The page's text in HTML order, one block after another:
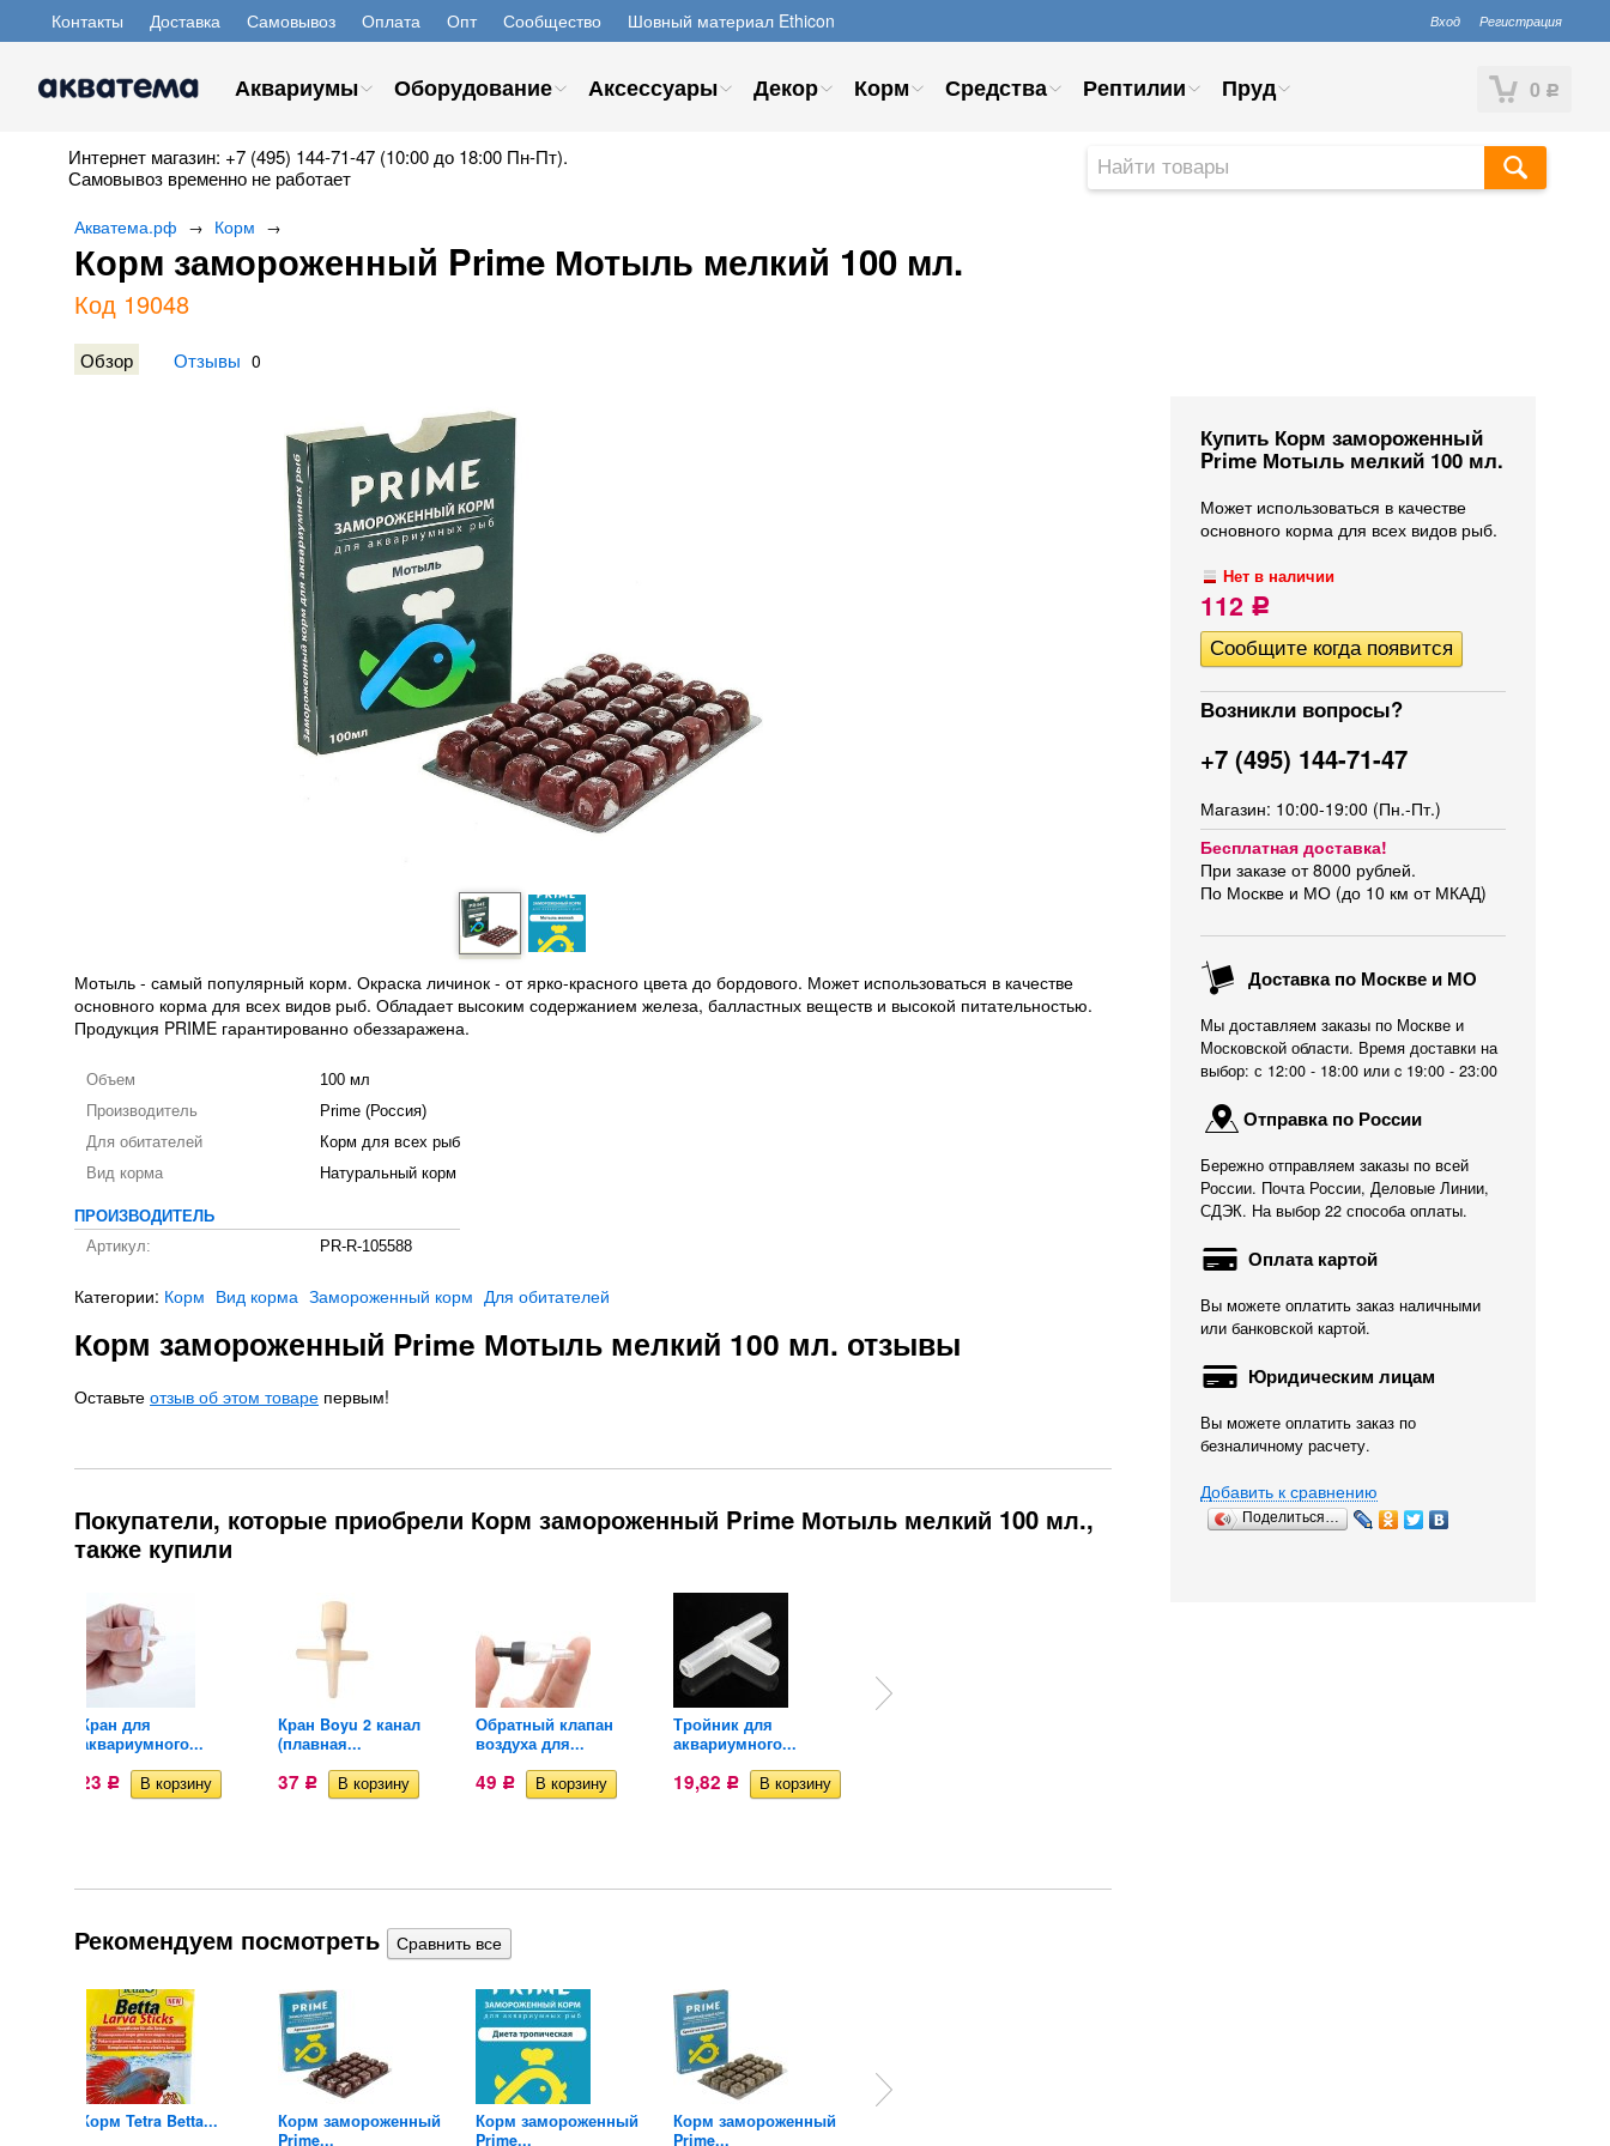
Контакты Доставка Самовывоз Оплата Опт Сообщество Шовный материал Ethicon Вход Регистрация
0 Р
Аквариумы Оборудование Аксессуары Декор Корм Средства Рептилии Пруд
Интернет магазин: +7 (495) 144-71-47 (10:00 до 18:00 Пн-Пт).
Самовывоз временно не работает
Акватема.рф → Корм →
Корм замороженный Prime Мотыль мелкий 100 мл.
Код 19048
Обзор Отзывы 0
Купить Корм замороженный
Prime Мотыль мелкий 100 мл.
Может использоваться в качестве
основного корма для всех видов рыб.
Нет в наличии
112 Р
Возникли вопросы?
+7 (495) 144-71-47
Магазин: 10:00-19:00 (Пн.-Пт.)
Бесплатная доставка!
При заказе от 8000 рублей.
По Москве и МО (до 10 км от МКАД)
Доставка по Москве и МО
Мы доставляем заказы по Москве и
Московской области. Время доставки на
выбор: с 12:00 - 18:00 или c 19:00 - 23:00
Отправка по России
Бережно отправляем заказы по всей
России. Почта России, Деловые Линии,
СДЭК. На выбор 22 способа оплаты.
Оплата картой
Вы можете оплатить заказ наличными
или банковской картой.
Юридическим лицам
Вы можете оплатить заказ по
безналичному расчету.
Добавить к сравнению
Поделиться…
Мотыль - самый популярный корм. Окраска личинок - от ярко-красного цвета до бордового. Может использоваться в качестве
основного корма для всех видов рыб. Обладает высоким содержанием железа, балластных веществ и высокой питательностью.
Продукция PRIME гарантированно обеззаражена.
Объем
100 мл
Производитель
Prime (Россия)
Для обитателей
Корм для всех рыб
Вид корма
Натуральный корм
ПРОИЗВОДИТЕЛЬ
Артикул:
PR-R-105588
Категории: Корм Вид корма Замороженный корм Для обитателей
Корм замороженный Prime Мотыль мелкий 100 мл. отзывы
Оставьте отзыв об этом товаре первым!
Покупатели, которые приобрели Корм замороженный Prime Мотыль мелкий 100 мл.,
также купили
Кран для
аквариумного...
23 Р
Кран Boyu 2 канал
(плавная...
37 Р
Обратный клапан
воздуха для...
49 Р
Тройник для
аквариумного...
19,82 Р
Рекомендуем посмотреть
Корм Tetra Betta...
Корм замороженный
Prime...
Корм замороженный
Prime...
Корм замороженный
Prime...